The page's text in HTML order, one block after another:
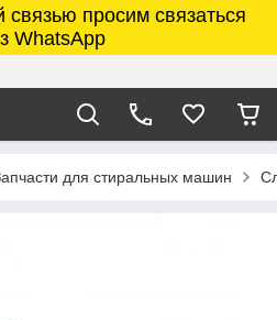
связью просим связаться
WhatsApp
для стиральных машин